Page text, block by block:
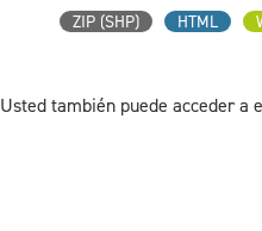
ZIP (SHP) HTML
Usted también puede acceder a